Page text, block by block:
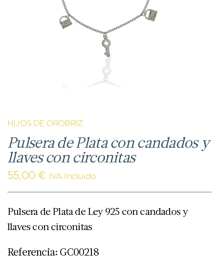
HIJOS DE OROBRIZ
Pulsera de Plata con candados y
llaves con circonitas
55,00 € IVA Incluido
Pulsera de Plata de Ley 925 con candados y
llaves con circonitas
Referencia: GC00218